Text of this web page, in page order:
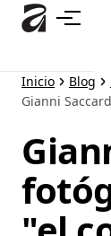
principal
Inicio Blog
Gianni